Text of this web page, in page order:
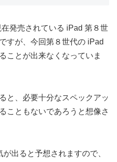
発売されている iPad 第８世
すが、今回第８世代の iPad
ことが出来なくなっていま
と、必要十分なスペックアッ
こともないであろうと想像さ
出ると予想されますので、